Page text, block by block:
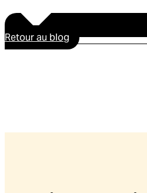
Retour au blog